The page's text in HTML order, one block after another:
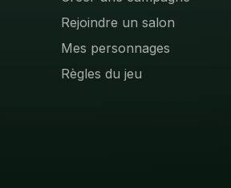
Rejoindre un salon
Mes personnages
Règles du jeu